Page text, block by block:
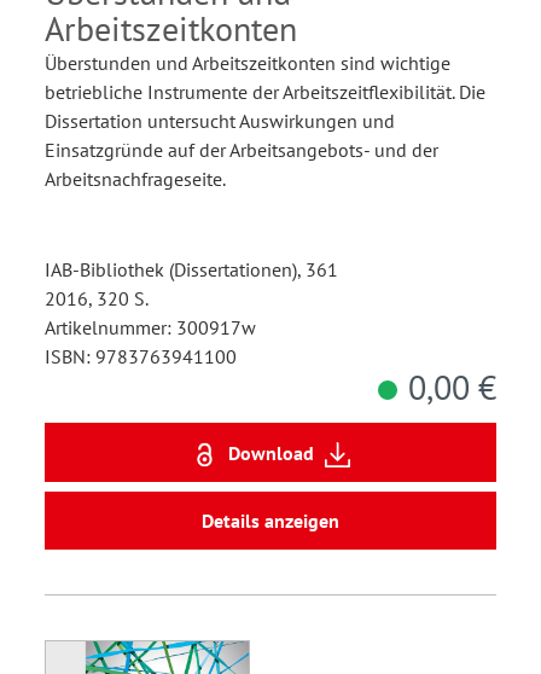
Arbeitszeitkonten
Überstunden und Arbeitszeitkonten sind wichtige
betriebliche Instrumente der Arbeitszeitflexibilität. Die
Dissertation untersucht Auswirkungen und
Einsatzgründe auf der Arbeitsangebots- und der
Arbeitsnachfrageseite.
IAB-Bibliothek (Dissertationen), 361
2016, 320 S.
Artikelnummer: 300917w
ISBN: 9783763941100
0,00 €
Download
Details anzeigen